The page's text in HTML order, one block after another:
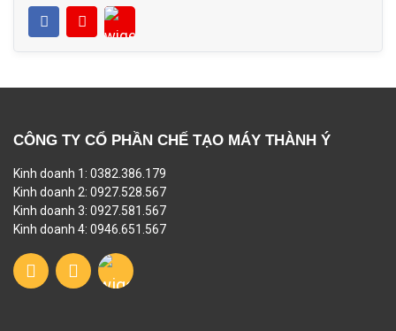
CÔNG TY CỔ PHẦN CHẾ TẠO MÁY THÀNH Ý
Kinh doanh 1: 0382.386.179
Kinh doanh 2: 0927.528.567
Kinh doanh 3: 0927.581.567
Kinh doanh 4: 0946.651.567